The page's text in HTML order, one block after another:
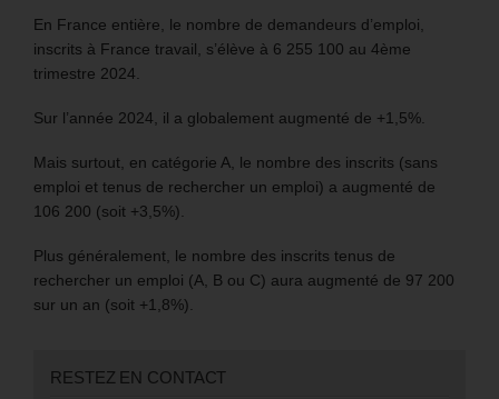
En France entière, le nombre de demandeurs d’emploi,
inscrits à France travail, s’élève à 6 255 100 au 4ème
trimestre 2024.
Sur l’année 2024, il a globalement augmenté de +1,5%.
Mais surtout, en catégorie A, le nombre des inscrits (sans
emploi et tenus de rechercher un emploi) a augmenté de
106 200 (soit +3,5%).
Plus généralement, le nombre des inscrits tenus de
rechercher un emploi (A, B ou C) aura augmenté de 97 200
sur un an (soit +1,8%).
RESTEZ EN CONTACT